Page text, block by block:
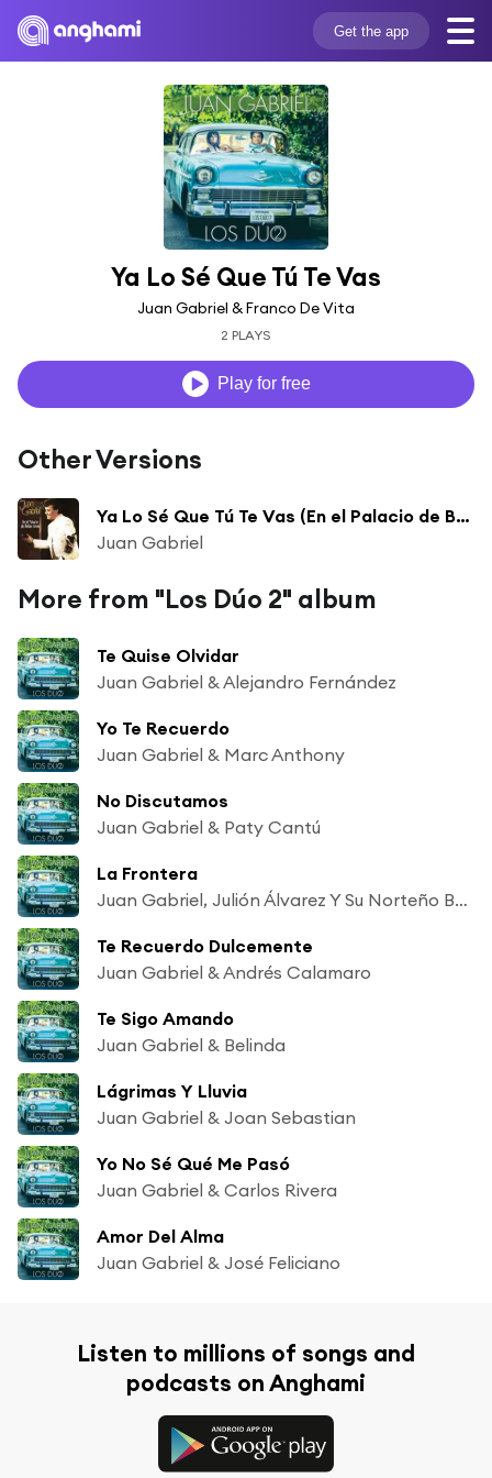
Get the app
Ya Lo Sé Que Tú Te Vas
Juan Gabriel & Franco De Vita
2 PLAYS
Play for free
Other Versions
Ya Lo Sé Que Tú Te Vas (En el Palacio de Bellas Artes)
Juan Gabriel
More from "Los Dúo 2" album
Te Quise Olvidar
Juan Gabriel & Alejandro Fernández
Yo Te Recuerdo
Juan Gabriel & Marc Anthony
No Discutamos
Juan Gabriel & Paty Cantú
La Frontera
Juan Gabriel, Julión Álvarez Y Su Norteño Banda & J Balvin
Te Recuerdo Dulcemente
Juan Gabriel & Andrés Calamaro
Te Sigo Amando
Juan Gabriel & Belinda
Lágrimas Y Lluvia
Juan Gabriel & Joan Sebastian
Yo No Sé Qué Me Pasó
Juan Gabriel & Carlos Rivera
Amor Del Alma
Juan Gabriel & José Feliciano
Listen to millions of songs and
podcasts on Anghami